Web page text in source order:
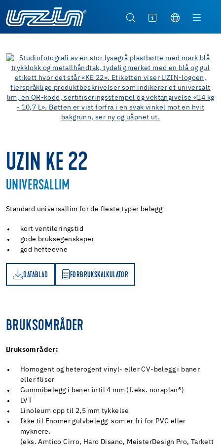
UZIN KE 22
UNIVERSALLIM
Standard universallim for de fleste typer belegg
kort ventileringstid
gode bruksegenskaper
god hefteevne
DATABLAD FORBRUKSKALKULATOR
BRUKSOMRÅDER
Bruksområder:
Homogent og heterogent vinyl- eller CV-belegg i baner
eller fliser
Gummibelegg i baner intil 4 mm (f.eks. noraplan®)
LVT
Linoleum opp til 2,5 mm tykkelse
Ikke til Enomer gulvbelegg som er fri for PVC eller
myknere.
(eks. Amtico Cirro, Haro Disano, MeisterDesign Pro, Tarkett